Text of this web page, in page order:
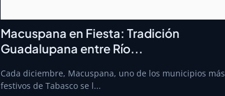
Macuspana en Fiesta: Tradición
Guadalupana entre Río...
Cada diciembre, Macuspana, uno de los municipios más
festivos de Tabasco se l...